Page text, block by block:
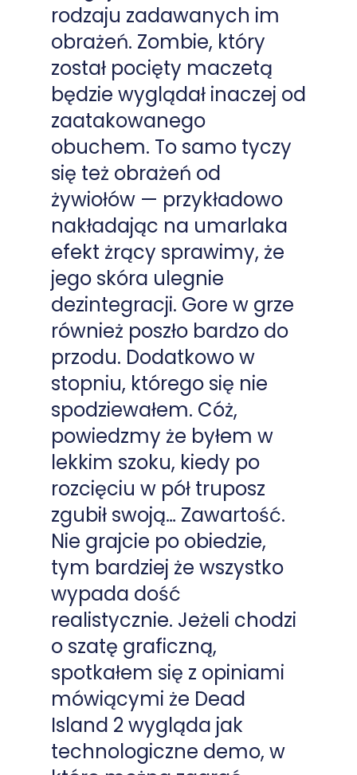
rodzaju zadawanych im
obrażeń. Zombie, który
został pocięty maczetą
będzie wyglądał inaczej od
zaatakowanego
obuchem. To samo tyczy
się też obrażeń od
żywiołów — przykładowo
nakładając na umarlaka
efekt żrący sprawimy, że
jego skóra ulegnie
dezintegracji. Gore w grze
również poszło bardzo do
przodu. Dodatkowo w
stopniu, którego się nie
spodziewałem. Cóż,
powiedzmy że byłem w
lekkim szoku, kiedy po
rozcięciu w pół truposz
zgubił swoją… Zawartość.
Nie grajcie po obiedzie,
tym bardziej że wszystko
wypada dość
realistycznie. Jeżeli chodzi
o szatę graficzną,
spotkałem się z opiniami
mówiącymi że Dead
Island 2 wygląda jak
technologiczne demo, w